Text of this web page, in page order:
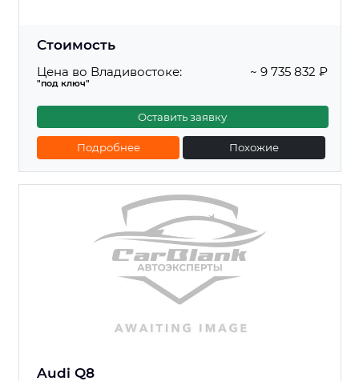
Стоимость
Цена во Владивостоке:
"под ключ"
~ 9 735 832 ₽
Оставить заявку
Подробнее Похожие
Audi Q8